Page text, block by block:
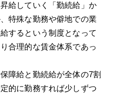
給していく「勤続給」か
特殊な勤務や僻地での業
するという制度となって
合理的な賃金体系であっ
障給と勤続給が全体の7割
的に勤務すれば少しずつ